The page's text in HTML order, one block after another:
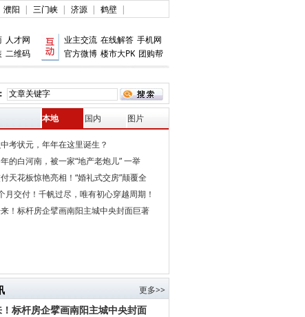
濮阳 | 三门峡 | 济源 | 鹤壁 |
人才网
二维码
业主交流 在线解答 手机网
官方微博 楼市大PK 团购帮
本地 国内 图片
考状元，年年在这里诞生？
的白河南，被一家“地产老炮儿” 一举
天花板惊艳亮相！“婚礼式交房”颠覆全
月交付！千帆过尽，唯有初心穿越周期！
！标杆房企擘画南阳主城中央封面巨著
更多>>
标杆房企擘画南阳主城中央封面